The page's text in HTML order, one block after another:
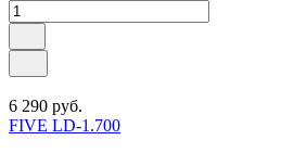
6 290 руб.
FIVE LD-1.700